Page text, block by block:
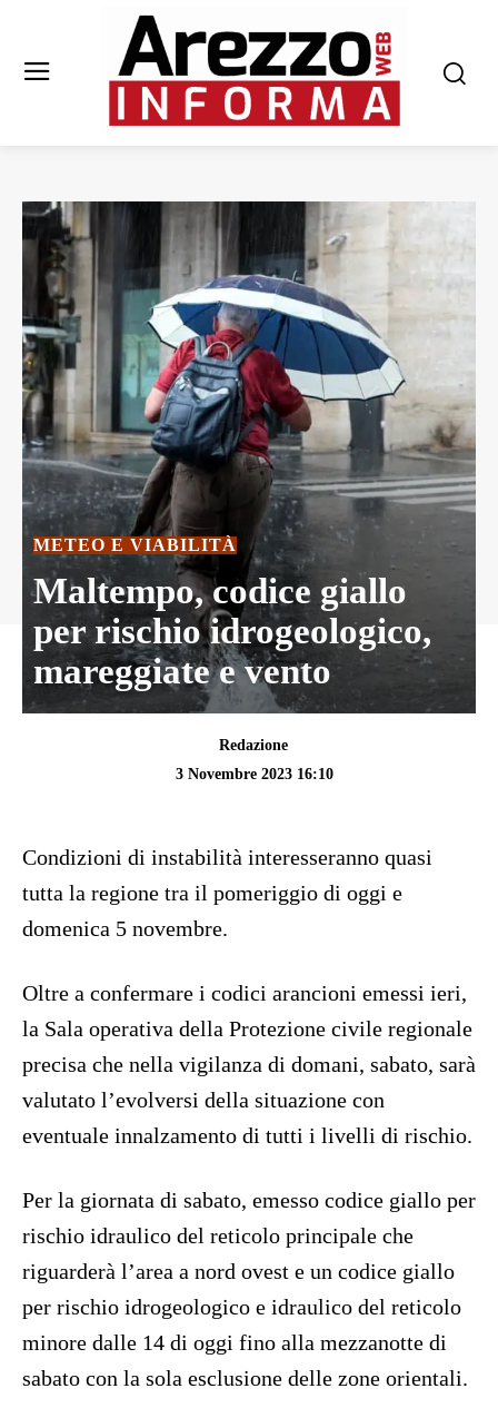
METEO E VIABILITÀ
Maltempo, codice giallo
per rischio idrogeologico,
mareggiate e vento
Redazione
3 Novembre 2023 16:10
Condizioni di instabilità interesseranno quasi
tutta la regione tra il pomeriggio di oggi e
domenica 5 novembre.
Oltre a confermare i codici arancioni emessi ieri,
la Sala operativa della Protezione civile regionale
precisa che nella vigilanza di domani, sabato, sarà
valutato l’evolversi della situazione con
eventuale innalzamento di tutti i livelli di rischio.
Per la giornata di sabato, emesso codice giallo per
rischio idraulico del reticolo principale che
riguarderà l’area a nord ovest e un codice giallo
per rischio idrogeologico e idraulico del reticolo
minore dalle 14 di oggi fino alla mezzanotte di
sabato con la sola esclusione delle zone orientali.